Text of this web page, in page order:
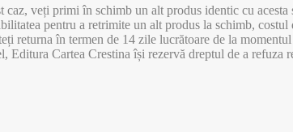
caz, veți primi în schimb un alt produs identic cu
pentru a retrimite un alt produs la schimb,
returna în termen de 14 zile lucrătoare de la
Editura Cartea Crestina își rezervă dreptul de a